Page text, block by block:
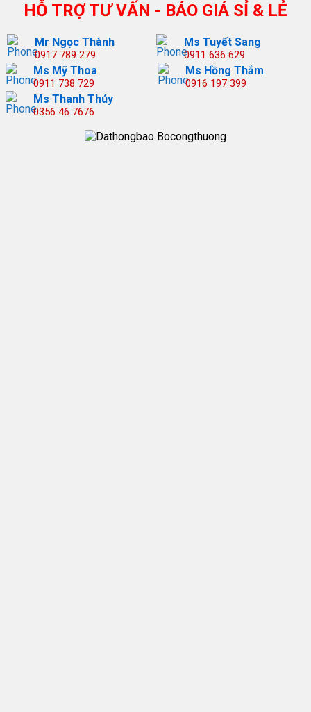
HỖ TRỢ TƯ VẤN - BÁO GIÁ SỈ & LẺ
Mr Ngọc Thành
0917 789 279
Ms Tuyết Sang
0911 636 629
Ms Mỹ Thoa
0911 738 729
Ms Hồng Thắm
0916 197 399
Ms Thanh Thúy
0356 46 7676